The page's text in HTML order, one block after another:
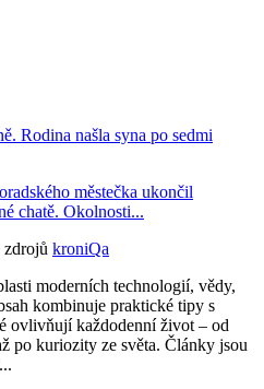
Rodina našla syna po sedmi
městečka ukončil
chatě. Okolnosti...
zdrojů kroniQa
moderních technologií, vědy,
kombinuje praktické tipy s
ovlivňují každodenní život – od
po kuriozity ze světa. Články jsou